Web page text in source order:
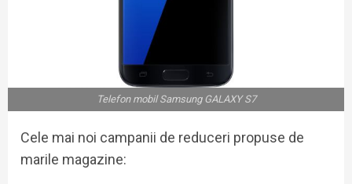
Telefon mobil Samsung GALAXY S7
Cele mai noi campanii de reduceri propuse de
marile magazine: